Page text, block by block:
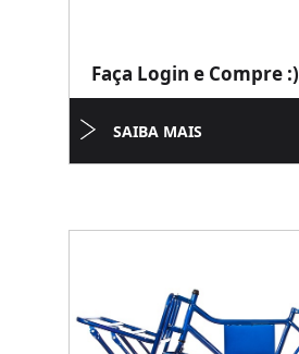
Faça Login e Compre :)
SAIBA MAIS